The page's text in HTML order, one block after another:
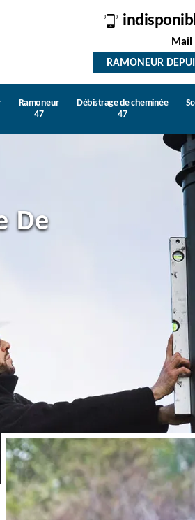
Mail
RAMONEUR
Ramoneur
47
Débistrage de cheminée
47
De